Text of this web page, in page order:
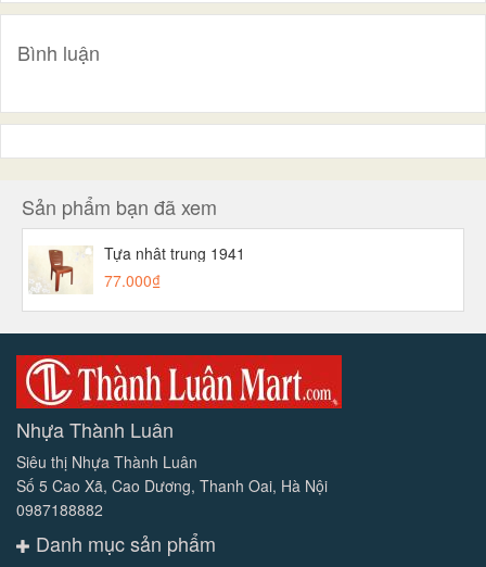
Bình luận
Sản phẩm bạn đã xem
Tựa nhât trung 1941
77.000₫
Nhựa Thành Luân
Siêu thị Nhựa Thành Luân
Số 5 Cao Xã, Cao Dương, Thanh Oai, Hà Nội
0987188882
Danh mục sản phẩm